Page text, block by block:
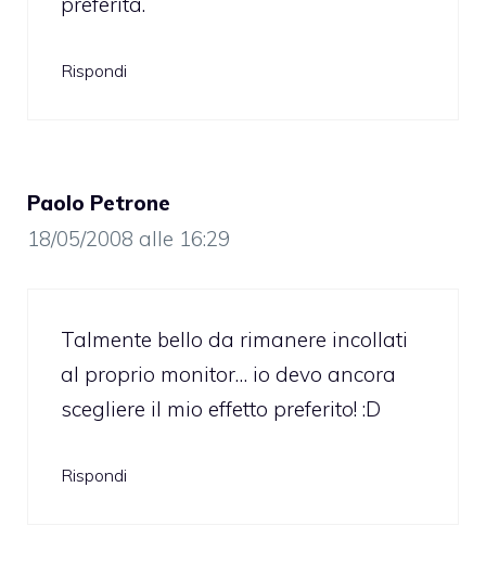
Rispondi
Paolo Petrone
18/05/2008 alle 16:29
Talmente bello da rimanere incollati
al proprio monitor… io devo ancora
scegliere il mio effetto preferito! :D
Rispondi